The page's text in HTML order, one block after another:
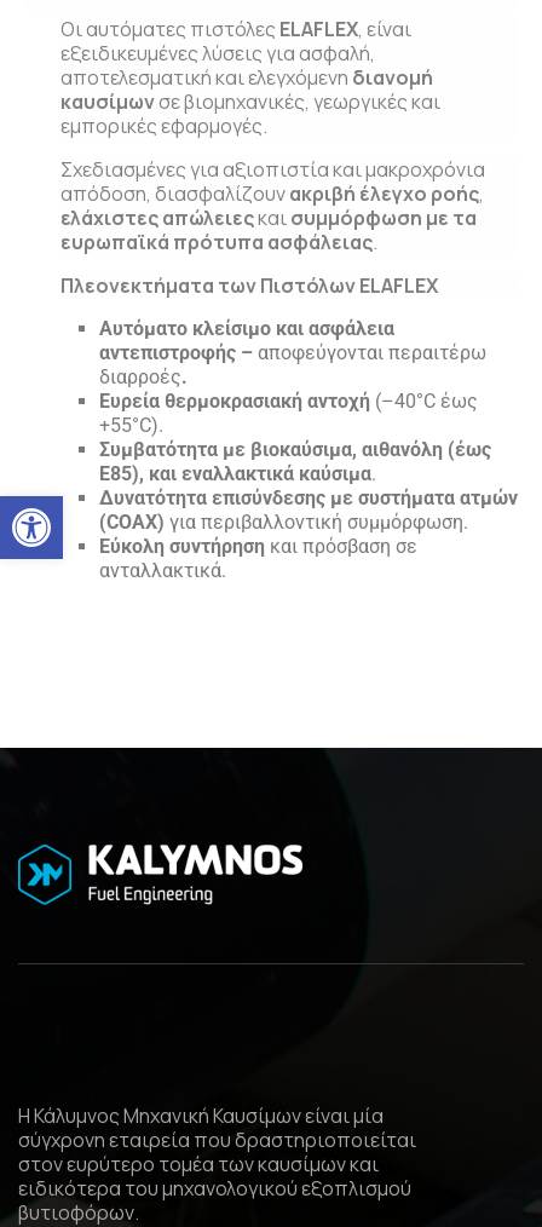
Ανοίξτε τη γραμμή
Οι αυτόματες πιστόλες ELAFLEX, είναι
εξειδικευμένες λύσεις για ασφαλή,
αποτελεσματική και ελεγχόμενη διανομή
καυσίμωνσε βιομηχανικές, γεωργικές και
εμπορικές εφαρμογές.
Σχεδιασμένες για αξιοπιστία και μακροχρόνια
απόδοση, διασφαλίζουνακριβή έλεγχο ροής,
ελάχιστες απώλειεςκαισυμμόρφωση με τα
ευρωπαϊκά πρότυπα ασφάλειας.
Πλεονεκτήματα των Πιστόλων ELAFLEX
Αυτόματο κλείσιμο και ασφάλεια
αντεπιστροφής – αποφεύγονται περαιτέρω
διαρροές.
Ευρεία θερμοκρασιακή αντοχή (–40°C έως
+55°C).
Συμβατότητα με βιοκαύσιμα, αιθανόλη (έως
E85), και εναλλακτικά καύσιμα.
Δυνατότητα επισύνδεσης με συστήματα ατμών
(COAX) για περιβαλλοντική συμμόρφωση.
Εύκολη συντήρηση και πρόσβαση σε
ανταλλακτικά.
Η Κάλυμνος Μηχανική Καυσίμων είναι μία
σύγχρονη εταιρεία που δραστηριοποιείται
στον ευρύτερο τομέα των καυσίμων και
ειδικότερα του μηχανολογικού εξοπλισμού
βυτιοφόρων.